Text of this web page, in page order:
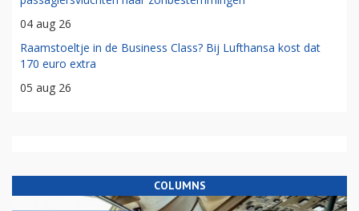
04 aug 26
Raamstoeltje in de Business Class? Bij Lufthansa kost dat
170 euro extra
05 aug 26
COLUMNS